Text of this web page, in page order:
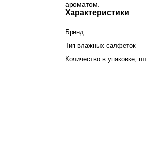
ароматом.
Характеристики
Бренд
Тип влажных салфеток
Количество в упаковке, шт